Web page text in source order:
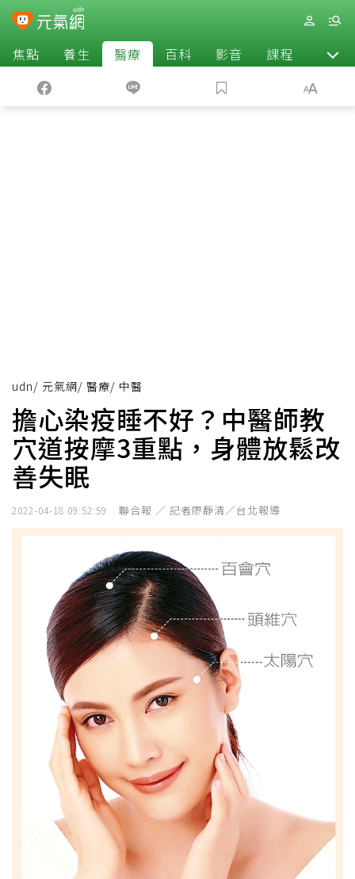
焦點 養生 醫療 百科 影音 課程 退休
udn/ 元氣網/ 醫療/ 中醫
擔心染疫睡不好？中醫師教
穴道按摩3重點，身體放鬆改
善失眠
2022-04-18 09:52:59 聯合報 ／ 記者廖靜清／台北報導